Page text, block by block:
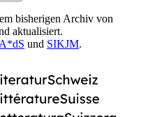
bisherigen Archiv von
aktualisiert.
A*dS und SIKJM.